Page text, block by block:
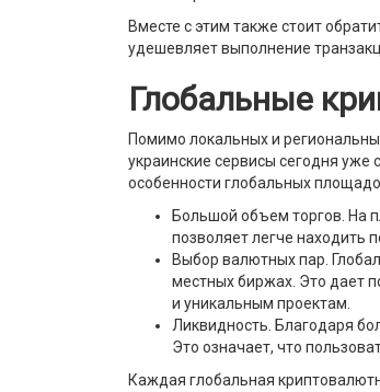
Вместе с этим также стоит
удешевляет выполнение
Глобальные
Помимо локальных и
украинские сервисы сегодня
особенности глобальных
Большой объем торгов. На
позволяет легче находить
Выбор валютных пар.
местных биржах. Это дает
и уникальным проектам.
Ликвидность. Благодаря
Это означает, что
Каждая глобальная